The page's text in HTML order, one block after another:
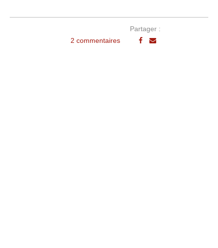
2 commentaires
Partager :